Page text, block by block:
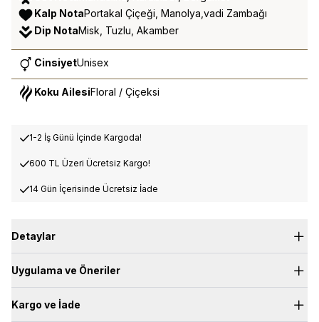
Kalp NotaPortakal Çiçeği, Manolya,vadi Zambağı
Dip NotaMisk, Tuzlu, Akamber
CinsiyetUnisex
Koku AilesiFloral / Çiçeksi
1-2 İş Günü İçinde Kargoda!
600 TL Üzeri Ücretsiz Kargo!
14 Gün İçerisinde Ücretsiz İade
Detaylar
Mad Narcotic 500 ml Art Deco Ortam Kokusu
Art Deco Koleksiyonu, zamansız estetiği modern yaşam
Uygulama ve Öneriler
Kargo ve İade